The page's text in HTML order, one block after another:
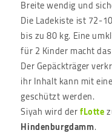
Breite wendig und
Die Ladekiste ist 72-
bis zu 80 kg. Eine
für 2 Kinder macht
Der Gepäckträger
ihr Inhalt kann mit
geschützt werden.
Siyah wird derfLotte
Hindenburgdamm.